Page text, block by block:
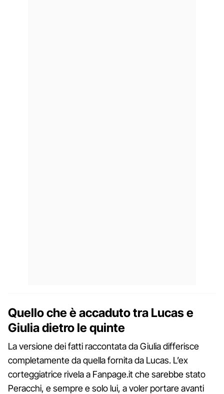
Quello che è accaduto tra Lucas e
Giulia dietro le quinte
La versione dei fatti raccontata da Giulia differisce
completamente da quella fornita da Lucas. L’ex
corteggiatrice rivela a Fanpage.it che sarebbe stato
Peracchi, e sempre e solo lui, a voler portare avanti